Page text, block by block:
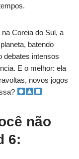
na Coreia do Sul, a
batendo
debates intensos
E o melhor: ela
novos jogos
não
6: